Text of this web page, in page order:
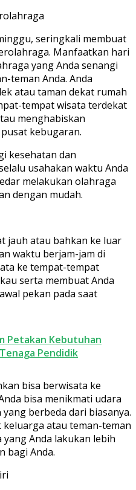
seringkali membuat
Manfaatkan hari
yang Anda senangi
teman Anda. Anda
atau taman dekat rumah
tempat wisata terdekat
menghabiskan
kebugaran.
kesehatan dan
usahakan waktu Anda
melakukan olahraga
dengan mudah.
jauh atau bahkan ke luar
waktu berjam-jam di
ke tempat-tempat
serta membuat Anda
pekan pada saat
Petakan Kebutuhan
Pendidik
bisa berwisata ke
bisa menikmati udara
berbeda dari biasanya.
atau teman-teman
Anda lakukan lebih
bagi Anda.